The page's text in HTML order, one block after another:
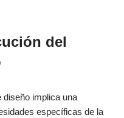
del
diseño implica una
específicas de la